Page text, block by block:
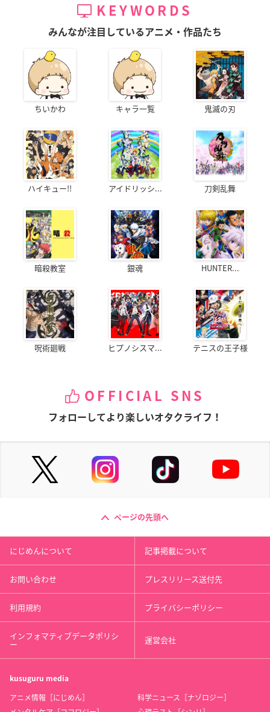
KEYWORDS
みんなが注目しているアニメ・作品たち
ちいかわ キャラ一覧 鬼滅の刃
ハイキュー!! アイドリッシ... 刀剣乱舞
暗殺教室 銀魂 HUNTER...
呪術廻戦 ヒプノシスマ... テニスの王子様
OFFICIAL SNS
フォローしてより楽しいオタクライフ！
ページの先頭へ
にじめんについて 記事掲載について
お問い合わせ プレスリリース送付先
利用規約 プライバシーポリシー
インフォマティブデータポリシ
ー 運営会社
kusuguru media
アニメ情報［にじめん］
科学ニュース［ナゾロジー］